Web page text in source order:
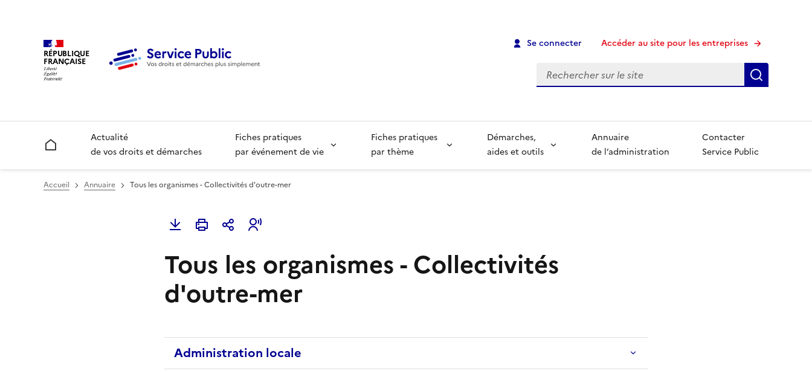
RÉPUBLIQUE
FRANÇAISE
Se connecter Accéder au site pour les entreprises
Recherche
Accueil
Actualité
de vos droits et démarches
Fiches pratiques
par événement de vie
Fiches pratiques
par thème
Démarches,
aides et outils
Annuaire
de l’administration
Contacter
Service Public
Accueil Annuaire Tous les organismes - Collectivités d'outre-mer
Tous les organismes - Collectivités
d'outre-mer
Administration locale